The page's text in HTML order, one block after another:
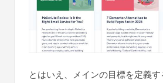
とはいえ、メインの目標を定義